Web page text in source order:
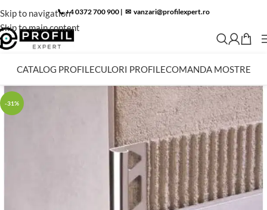
Skip to navigation
Skip to main content
📞 +4 0372 700 900 | ✉︎ vanzari@profilexpert.ro
CATALOG PROFILECULORI PROFILECOMANDA MOSTRE
-31%